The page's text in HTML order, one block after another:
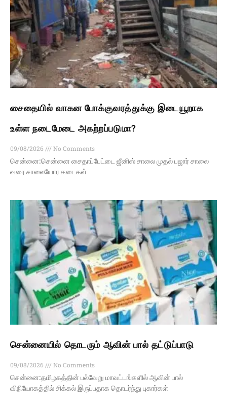
சைதையில் வாகன போக்குவரத்துக்கு இடையூறாக
உள்ள நடைமேடை அகற்றப்படுமா?
09/08/2026
No Comments
சென்னை:சென்னை சைதாப்பேட்டை ஜீனிஸ் சாலை முதல் பஜார் சாலை
வரை சாலையோர கடைகள்
சென்னையில் தொடரும் ஆவின் பால் தட்டுப்பாடு
09/08/2026
No Comments
சென்னை:தமிழகத்தின் பல்வேறு மாவட்டங்களில் ஆவின் பால்
விநியோகத்தில் சிக்கல் இருப்பதாக தொடர்ந்து புகார்கள்